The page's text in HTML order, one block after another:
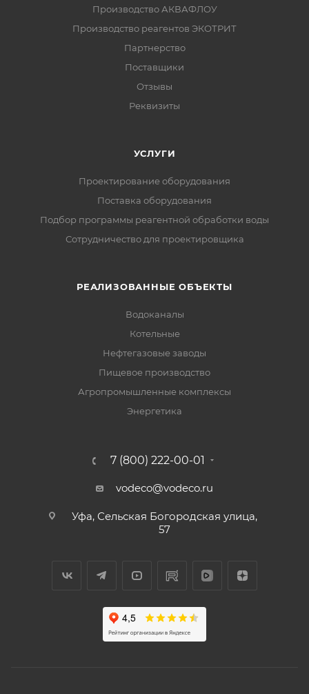
Производство АКВАФЛОУ
Производство реагентов ЭКОТРИТ
Партнерство
Поставщики
Отзывы
Реквизиты
УСЛУГИ
Проектирование оборудования
Поставка оборудования
Подбор программы реагентной обработки воды
Сотрудничество для проектировщика
РЕАЛИЗОВАННЫЕ ОБЪЕКТЫ
Водоканалы
Котельные
Нефтегазовые заводы
Пищевое производство
Агропромышленные комплексы
Энергетика
7 (800) 222-00-01
vodeco@vodeco.ru
Уфа, Сельская Богородская улица,
57